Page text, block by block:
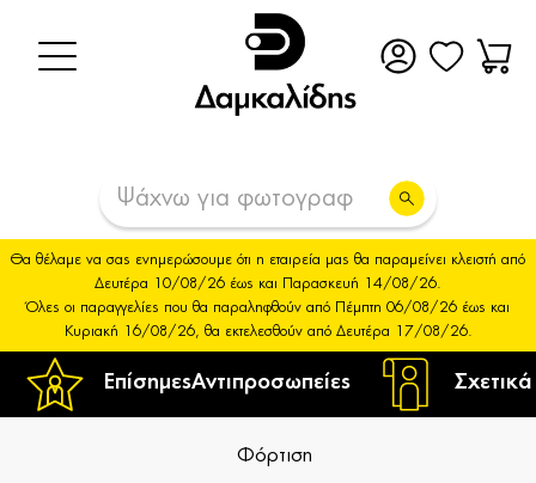
ΕπίσημεςΑντιπροσωπείες
Θα θέλαμε να σας ενημερώσουμε ότι η εταιρεία μας θα παραμείνει κλειστή από
Δευτέρα 10/08/26 έως και Παρασκευή 14/08/26.
Όλες οι παραγγελίες που θα παραληφθούν από Πέμπτη 06/08/26 έως και
Κυριακή 16/08/26, θα εκτελεσθούν από Δευτέρα 17/08/26.
Φόρτιση